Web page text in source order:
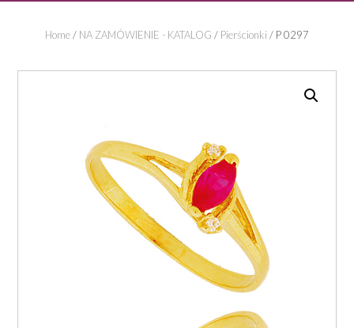
Home/ NA ZAMÓWIENIE - KATALOG / Pierścionki / P 0297